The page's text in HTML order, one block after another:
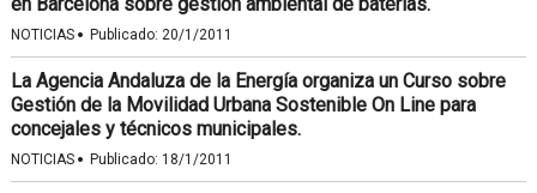
NOTICIAS · Publicado: 20/1/2011
La Agencia Andaluza de la Energía organiza un Curso sobre
Gestión de la Movilidad Urbana Sostenible On Line para
concejales y técnicos municipales.
NOTICIAS · Publicado: 18/1/2011